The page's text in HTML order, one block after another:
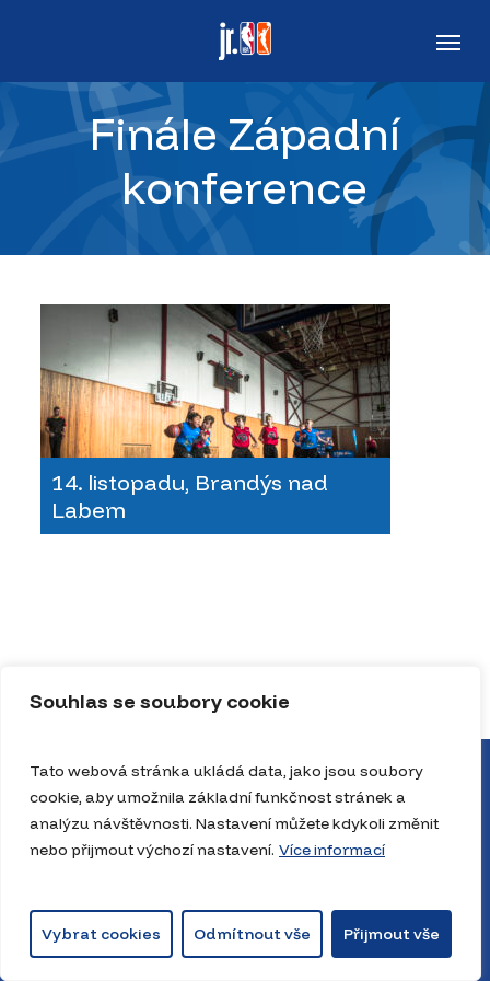
Souhlas se soubory cookie
Tato webová stránka ukládá data, jako jsou soubory
cookie, aby umožnila základní funkčnost stránek a
analýzu návštěvnosti. Nastavení můžete kdykoli změnit
nebo přijmout výchozí nastavení. Více informací
Vybrat cookies Odmítnout vše Přijmout vše
main
Finále Západní
konference
14. listopadu, Brandýs nad
Labem
© 2026 JrNBAcz. The Playbook House, JrNBA. Všechna práva vyhrazena.